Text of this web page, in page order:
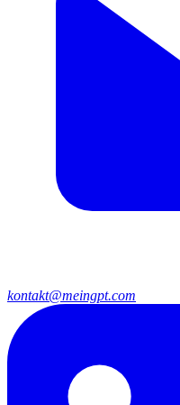
kontakt@meingpt.com